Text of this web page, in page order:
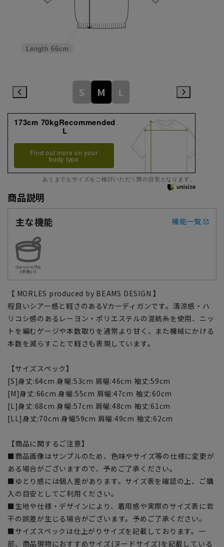
Length 66cm
S M L
173cm 70kgRecommended
L
Find out more on your
body type
あくまでもサイズをご検討いただく際の目安となります。
商品説明
主な機能
機能一覧
【 MORLES produced by BEAMS DESIGN 】
程良いシアー感と軽さのあるVカーディガンです。清涼感・ハ
リコシ感のあるレーヨン・ポリエステルの混紡糸を使用、ニッ
トを編むゲージや本数取りを通常より甘く、また機械にかける
本数を減らすことで軽さも表現しています。
【サイズスペック】
[S]身丈:64cm 身幅:53cm 肩幅:46cm 袖丈:59cm
[M]身丈:66cm 身幅:55cm 肩幅:47cm 袖丈:60cm
[L]身丈:68cm 身幅:57cm 肩幅:48cm 袖丈:61cm
[LL]身丈:70cm 身幅59cm 肩幅:49cm 袖丈:62cm
【商品に関するご注意】
■商品画像はサンプルのため、色味やサイズ等の仕様に変更が
ある場合がございますので、予めご了承ください。
■ゆとり感には個人差があります。サイズ表を確認の上、ご購
入の目安としてご利用ください。
■生地や仕様・デザインにより、着用感や実際のサイズ表に若
干の誤差が生じる場合がございます。予めご了承ください。
■サイズスペックは仕上がりサイズを記載しております。一
部、商品現物におすすめサイズ(ヌードサイズ)を記載している